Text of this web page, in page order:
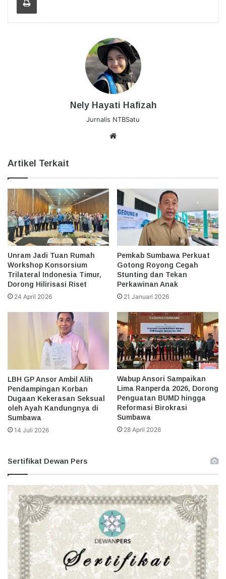
Nely Hayati Hafizah
Jurnalis NTBSatu
Artikel Terkait
Unram Jadi Tuan Rumah
Workshop Konsorsium
Trilateral Indonesia Timur,
Dorong Hilirisasi Riset
24 April 2026
Pemkab Sumbawa Perkuat
Gotong Royong Cegah
Stunting dan Tekan
Perkawinan Anak
21 Januari 2026
LBH GP Ansor Ambil Alih
Pendampingan Korban
Dugaan Kekerasan Seksual
oleh Ayah Kandungnya di
Sumbawa
14 Juli 2026
Wabup Ansori Sampaikan
Lima Ranperda 2026, Dorong
Penguatan BUMD hingga
Reformasi Birokrasi
Sumbawa
28 April 2026
Sertifikat Dewan Pers